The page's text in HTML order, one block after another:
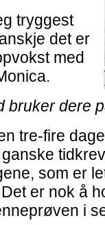
tryggest
det er
med
bruker dere
tre-fire
som er
er nok å
i